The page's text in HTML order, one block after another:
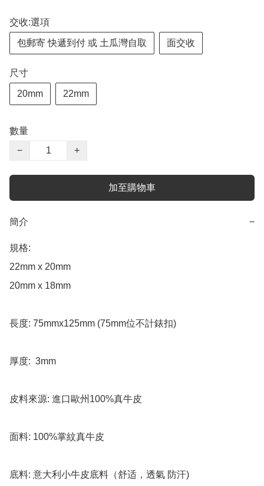
交收:選項
包郵寄 快遞到付 或 土瓜灣自取 面交收
尺寸
20mm 22mm
數量
−
+
加至購物車
簡介 −
規格:
22mm x 20mm
20mm x 18mm
長度: 75mmx125mm (75mm位不計錶扣)
厚度:  3mm
皮料來源: 進口歐州100%真牛皮
面料: 100%掌紋真牛皮
底料: 意大利小牛皮底料（舒适，透氣 防汗)